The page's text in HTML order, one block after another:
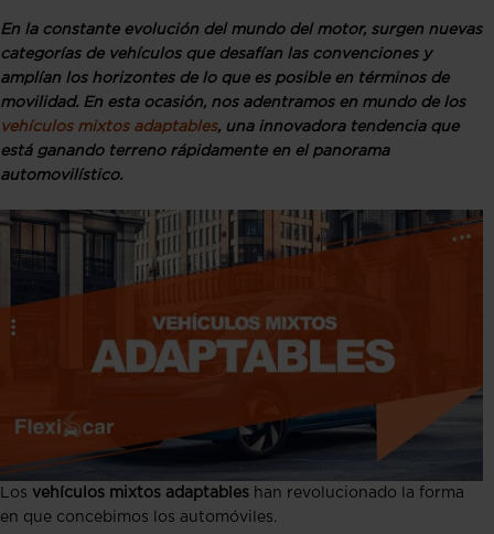
En la constante evolución del mundo del motor, surgen nuevas
categorías de vehículos que desafían las convenciones y
amplían los horizontes de lo que es posible en términos de
movilidad. En esta ocasión, nos adentramos en mundo de los
vehículos mixtos adaptables, una innovadora tendencia que
está ganando terreno rápidamente en el panorama
automovilístico.
Los vehículos mixtos adaptables han revolucionado la forma
en que concebimos los automóviles.